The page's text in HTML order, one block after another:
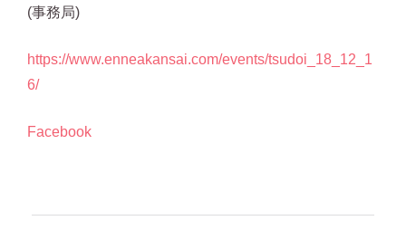
(事務局)
https://www.enneakansai.com/events/tsudoi_18_12_1
6/
Facebook